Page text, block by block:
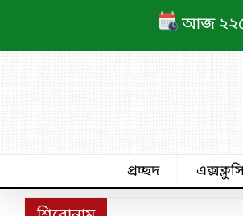
আজ ২২শে
প্রচ্ছদ